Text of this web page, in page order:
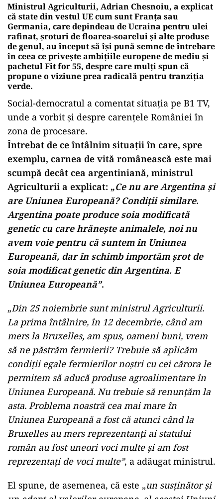
Ministrul Agriculturii, Adrian Chesnoiu, a explicat
că state din vestul UE cum sunt Franța sau
Germania, care depindeau de Ucraina pentru ulei
rafinat, șroturi de floarea-soarelui și alte produse
de genul, au început să își pună semne de întrebare
în ceea ce privește ambițiile europene de mediu și
pachetul Fit for 55, despre care mulți spun că
propune o viziune prea radicală pentru tranziția
verde.
Social-democratul a comentat situația pe B1 TV,
unde a vorbit și despre carențele României în
zona de procesare.
Întrebat de ce întâlnim situații în care, spre
exemplu, carnea de vită românească este mai
scumpă decât cea argentiniană, ministrul
Agriculturii a explicat: „Ce nu are Argentina și
are Uniunea Europeană? Condiții similare.
Argentina poate produce soia modificată
genetic cu care hrănește animalele, noi nu
avem voie pentru că suntem în Uniunea
Europeană, dar în schimb importăm șrot de
soia modificat genetic din Argentina. E
Uniunea Europeană”.
„Din 25 noiembrie sunt ministrul Agriculturii.
La prima întâlnire, în 12 decembrie, când am
mers la Bruxelles, am spus, oameni buni, vrem
să ne păstrăm fermierii? Trebuie să aplicăm
condiții egale fermierilor noștri cu cei cărora le
permitem să aducă produse agroalimentare în
Uniunea Europeană. Nu trebuie să renunțăm la
asta. Problema noastră cea mai mare în
Uniunea Europeană a fost că atunci când la
Bruxelles au mers reprezentanți ai statului
român au fost uneori voci multe și am fost
reprezentați de voci multe”, a adăugat ministrul.
El spune, de asemenea, că este „un susținător și